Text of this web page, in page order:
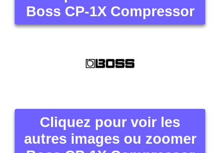
Boss CP-1X Compressor
Cliquez pour voir les
autres images ou zoomer